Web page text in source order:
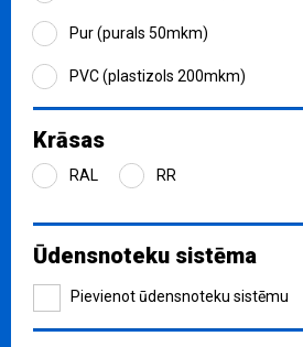
Pur (purals 50mkm)
PVC (plastizols 200mkm)
Krāsas
RAL RR
Ūdensnoteku sistēma
Pievienot ūdensnoteku sistēmu